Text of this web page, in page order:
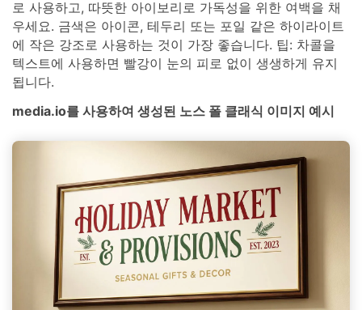
로 사용하고, 따뜻한 아이보리로 가독성을 위한 여백을 채
우세요. 금색은 아이콘, 테두리 또는 포일 같은 하이라이트
에 작은 강조로 사용하는 것이 가장 좋습니다. 팁: 차콜을
텍스트에 사용하면 빨강이 눈의 피로 없이 생생하게 유지
됩니다.
media.io를 사용하여 생성된 노스 폴 클래식 이미지 예시